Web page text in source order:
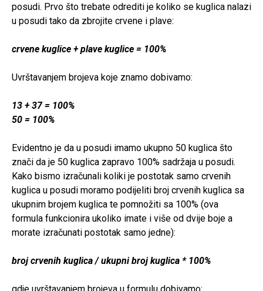
posudi. Prvo što trebate odrediti je koliko se kuglica nalazi
u posudi tako da zbrojite crvene i plave:
crvene kuglice + plave kuglice = 100%
Uvrštavanjem brojeva koje znamo dobivamo:
13 + 37 = 100%
50 = 100%
Evidentno je da u posudi imamo ukupno 50 kuglica što
znači da je 50 kuglica zapravo 100% sadržaja u posudi.
Kako bismo izračunali koliki je postotak samo crvenih
kuglica u posudi moramo podijeliti broj crvenih kuglica sa
ukupnim brojem kuglica te pomnožiti sa 100% (ova
formula funkcionira ukoliko imate i više od dvije boje a
morate izračunati postotak samo jedne):
broj crvenih kuglica / ukupni broj kuglica * 100%